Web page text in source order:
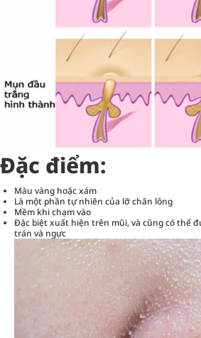
Đặc điểm:
Màu vàng hoặc xám
Là một phần tự nhiên của lỡ chân lông
Mềm khi chạm vào
Đặc biệt xuất hiện trên mũi, và cũng có thể
trán và ngực